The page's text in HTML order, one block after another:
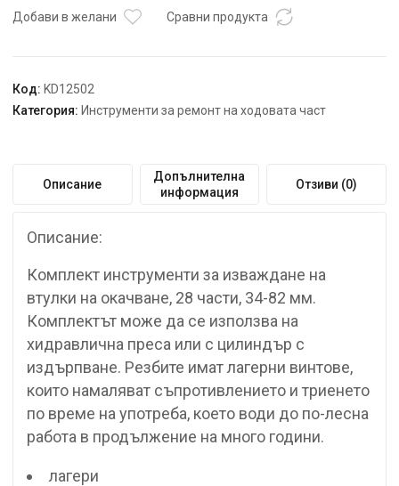
28
части
34-
82
KD12502
Добави в желани Сравни продукта
Код: KD12502
Категория: Инструменти за ремонт на ходовата част
Описание
Допълнителна
информация
Отзиви (0)
Описание:
Комплект инструменти за изваждане на
втулки на окачване, 28 части, 34-82 мм.
Комплектът може да се използва на
хидравлична преса или с цилиндър с
издърпване. Резбите имат лагерни винтове,
които намаляват съпротивлението и триенето
по време на употреба, което води до по-лесна
работа в продължение на много години.
лагери